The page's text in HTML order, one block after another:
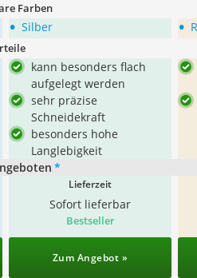
Farben
• Silber •
kann besonders flach
aufgelegt werden
sehr präzise
Schneidekraft
besonders hohe
Langlebigkeit
*
Lieferzeit
Sofort lieferbar
Bestseller
Zum Angebot »